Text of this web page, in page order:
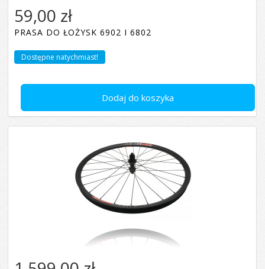
Dodaj do koszyka
59,00 zł
PRASA DO ŁOŻYSK 6902 I 6802
Dostępne natychmiast!